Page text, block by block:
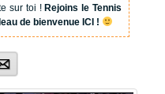
sur toi !Rejoins le Tennis
de bienvenue ICI !